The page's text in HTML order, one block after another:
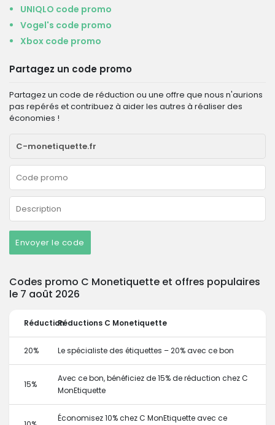
UNIQLO code promo
Vogel's code promo
Xbox code promo
Partagez un code promo
Partagez un code de réduction ou une offre que nous n'aurions
pas repérés et contribuez à aider les autres à réaliser des
économies !
Envoyer le code
Codes promo C Monetiquette et offres populaires
le 7 août 2026
RéductionRéductions C Monetiquette
20% Le spécialiste des étiquettes – 20% avec ce bon
15%
Avec ce bon, bénéficiez de 15% de réduction chez C
MonEtiquette
Économisez 10% chez C MonEtiquette avec ce